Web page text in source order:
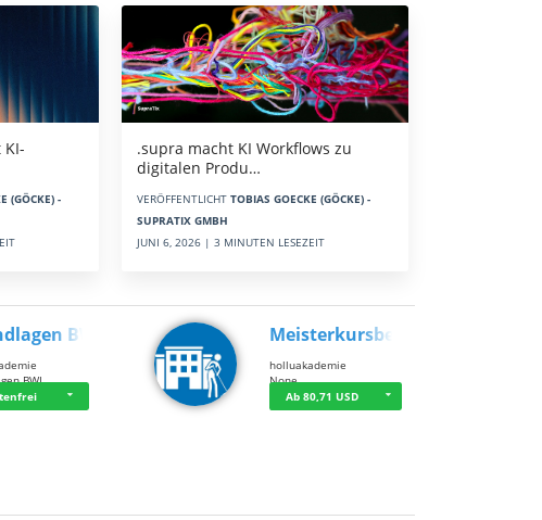
KI-
(GÖCKE) -
.supra macht KI Workflows zu
digitalen Produ…
VERÖFFENTLICHT TOBIAS GOECKE (GÖCKE) -
SUPRATIX GMBH
JUNI 6, 2026 | 3 MINUTEN LESEZEIT
BWL
BWL
Meisterkursbegl…
holluakademie
None
Ab 80,71 USD